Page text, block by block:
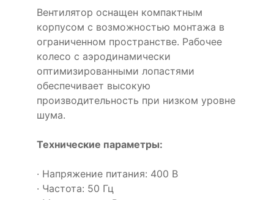
Вентилятор оснащен компактным
корпусом с возможностью монтажа в
ограниченном пространстве. Рабочее
колесо с аэродинамически
оптимизированными лопастями
обеспечивает высокую
производительность при низком уровне
шума.
Технические параметры:
· Напряжение питания: 400 В
· Частота: 50 Гц